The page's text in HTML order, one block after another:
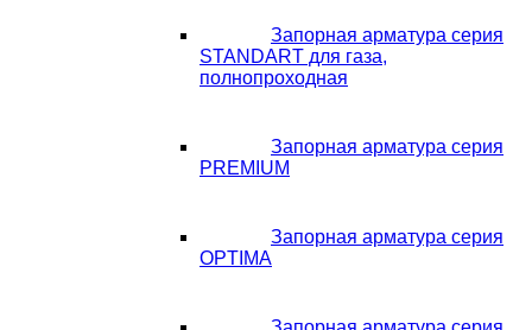
Запорная арматура серия
STANDART для газа,
полнопроходная
Запорная арматура серия
PREMIUM
Запорная арматура серия
OPTIMA